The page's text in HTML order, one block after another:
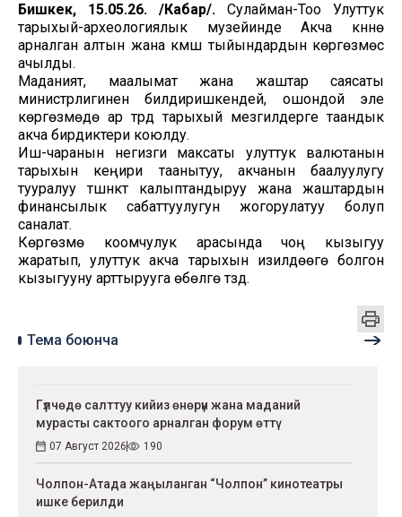
Бишкек, 15.05.26. /Кабар/. Сулайман-Тоо Улуттук
тарыхый-археологиялык музейинде Акча күнүнө
арналган алтын жана күмүш тыйындардын көргөзмөсү
ачылды.
Маданият, маалымат жана жаштар саясаты
министрлигинен билдиришкендей, ошондой эле
көргөзмөдө ар түрдүү тарыхый мезгилдерге таандык
акча бирдиктери коюлду.
Иш-чаранын негизги максаты улуттук валютанын
тарыхын кеңири таанытуу, акчанын баалуулугу
тууралуу түшүнүктү калыптандыруу жана жаштардын
финансылык сабаттуулугун жогорулатуу болуп
саналат.
Көргөзмө коомчулук арасында чоң кызыгуу
жаратып, улуттук акча тарыхын изилдөөгө болгон
кызыгууну арттырууга өбөлгө түздү.
Тема боюнча
Гүлчөдө салттуу кийиз өнөрүн жана маданий
мурасты сактоого арналган форум өттү
07 Август 2026 190
Чолпон-Атада жаңыланган “Чолпон” кинотеатры
ишке берилди